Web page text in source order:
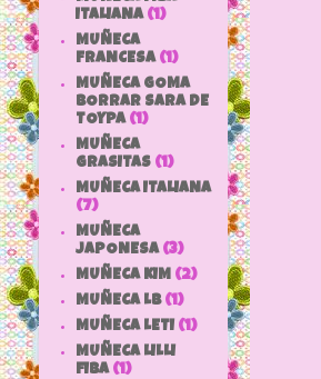
ITALIANA (1)
MUÑECA
FRANCESA (1)
MUÑECA GOMA
BORRAR SARA DE
TOYPA (1)
MUÑECA
GRASITAS (1)
MUÑECA ITALIANA
(7)
MUÑECA
JAPONESA (3)
MUÑECA KIM (2)
MUÑECA LB (1)
MUÑECA LETI (1)
MUÑECA LILLI
FIBA (1)